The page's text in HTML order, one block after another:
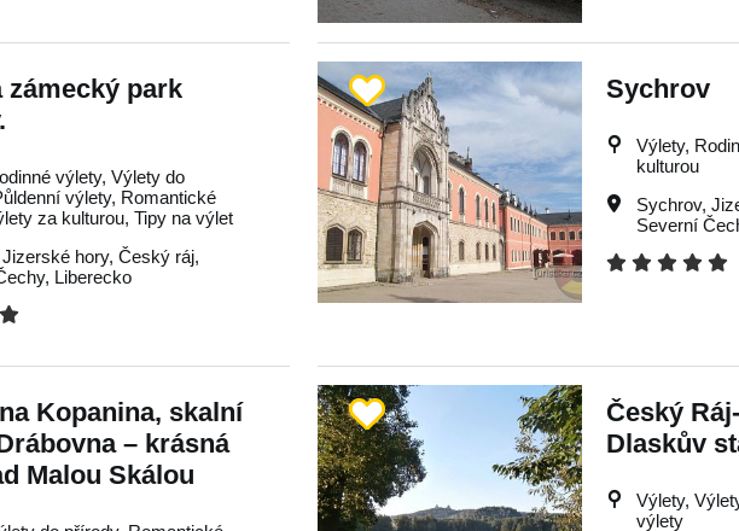
zámecký park
výlety, Výlety do
výlety, Romantické
za kulturou, Tipy na výlet
Jizerské hory,Český ráj,
, Liberecko
Sychrov
Výlety,
kulturou
Sychrov,
Severní
Kopanina, skalní
– krásná
Malou Skálou
Český
Dlaskův
Výlety,
výlety